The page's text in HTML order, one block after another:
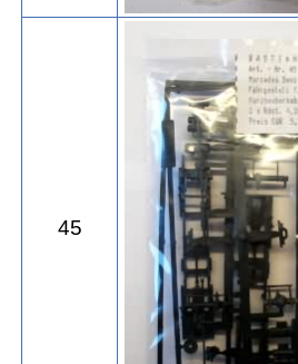
45